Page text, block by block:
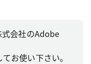
式会社のAdobe
お使い下さい。